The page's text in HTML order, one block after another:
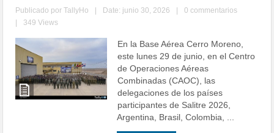
Publicado porTallyHo Date: junio 30, 2026
0 commentarios
349 Views
En la Base Aérea Cerro Moreno,
este lunes 29 de junio, en el Centro
de Operaciones Aéreas
Combinadas (CAOC), las
delegaciones de los países
participantes de Salitre 2026,
Argentina, Brasil, Colombia, ...